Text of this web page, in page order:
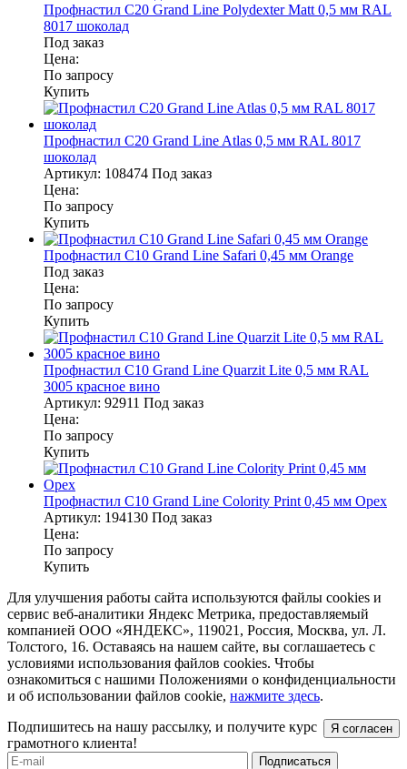
Профнастил С20 Grand Line Polydexter Matt 0,5 мм RAL
8017 шоколад
Под заказ
Цена:
По запросу
Купить
Профнастил С20 Grand Line Atlas 0,5 мм RAL 8017
шоколад
Артикул: 108474 Под заказ
Цена:
По запросу
Купить
Профнастил С10 Grand Line Safari 0,45 мм Orange
Под заказ
Цена:
По запросу
Купить
Профнастил С10 Grand Line Quarzit Lite 0,5 мм RAL
3005 красное вино
Артикул: 92911 Под заказ
Цена:
По запросу
Купить
Профнастил С10 Grand Line Colority Print 0,45 мм Орех
Артикул: 194130 Под заказ
Цена:
По запросу
Купить
Для улучшения работы сайта используются файлы cookies и
сервис веб-аналитики Яндекс Метрика, предоставляемый
компанией ООО «ЯНДЕКС», 119021, Россия, Москва, ул. Л.
Толстого, 16. Оставаясь на нашем сайте, вы соглашаетесь с
условиями использования файлов cookies. Чтобы
ознакомиться с нашими Положениями о конфиденциальности
и об использовании файлов cookie, нажмите здесь.
Я согласен
Подпишитесь на нашу рассылку, и получите курс
грамотного клиента!